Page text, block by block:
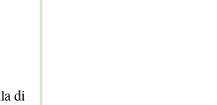
di